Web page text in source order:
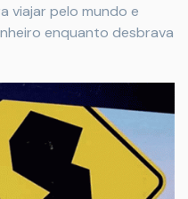
viajar pelo mundo e
enquanto desbrava